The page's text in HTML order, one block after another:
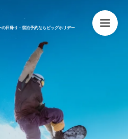
日帰り・宿泊予約ならビッグホリデー